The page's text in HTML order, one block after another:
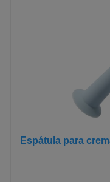
Espátula para